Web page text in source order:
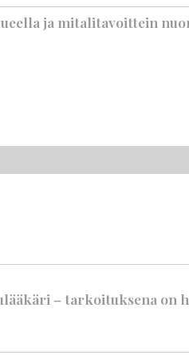
ja mitalitavoittein
– tarkoituksena on